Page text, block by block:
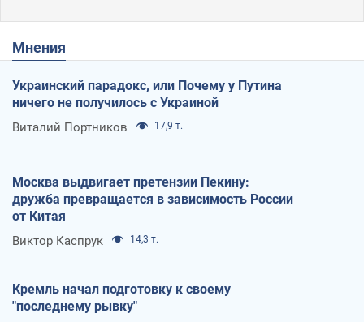
Мнения
Украинский парадокс, или Почему у Путина
ничего не получилось с Украиной
Виталий Портников 17,9 т.
Москва выдвигает претензии Пекину:
дружба превращается в зависимость России
от Китая
Виктор Каспрук 14,3 т.
Кремль начал подготовку к своему
"последнему рывку"